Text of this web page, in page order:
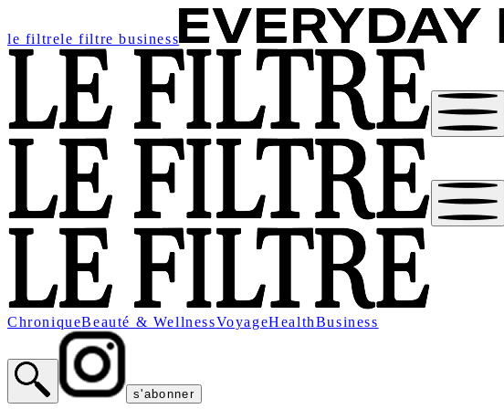
le filtrele filtre business
ChroniqueBeauté & WellnessVoyageHealthBusiness
s'abonner